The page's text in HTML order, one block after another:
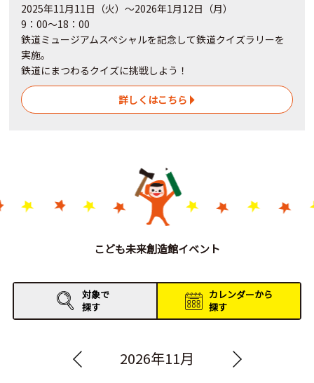
2025年11月11日（火）～2026年1月12日（月）
9：00～18：00
鉄道ミュージアムスペシャルを記念して鉄道クイズラリーを
実施。
鉄道にまつわるクイズに挑戦しよう！
詳しくはこちら
こども未来創造館イベント
対象で
探す
カレンダーから
探す
2026年11月